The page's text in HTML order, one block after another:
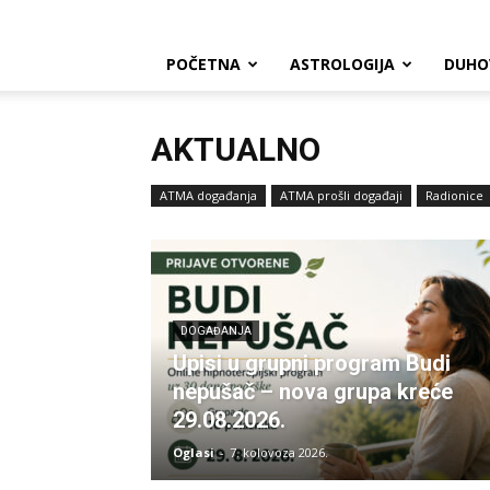
POČETNA ASTROLOGIJA
AKTUALNO
ATMA događanja ATMA prošli događaji Radionice
DOGAĐANJA
Upisi u grupni program Budi
nepušač – nova grupa kreće
29.08.2026.
Oglasi - 7. kolovoza 2026.